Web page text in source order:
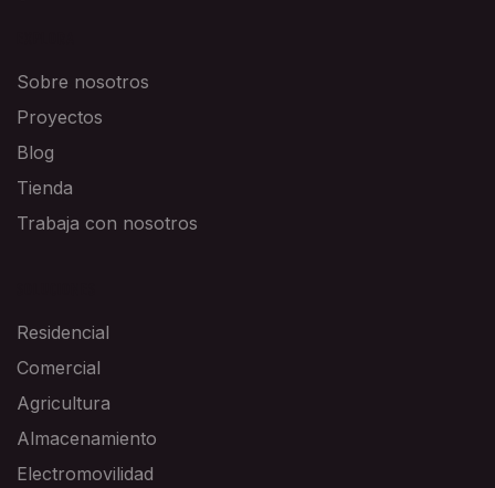
Sobre nosotros
Proyectos
Blog
Tienda
Trabaja con nosotros
Residencial
Comercial
Agricultura
Almacenamiento
Electromovilidad